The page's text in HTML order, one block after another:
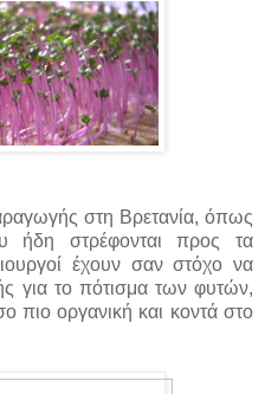
στη Βρετανία, όπως
ήδη στρέφονται προς τα
έχουν σαν στόχο να
για το πότισμα των φυτών,
πιο οργανική και κοντά στο